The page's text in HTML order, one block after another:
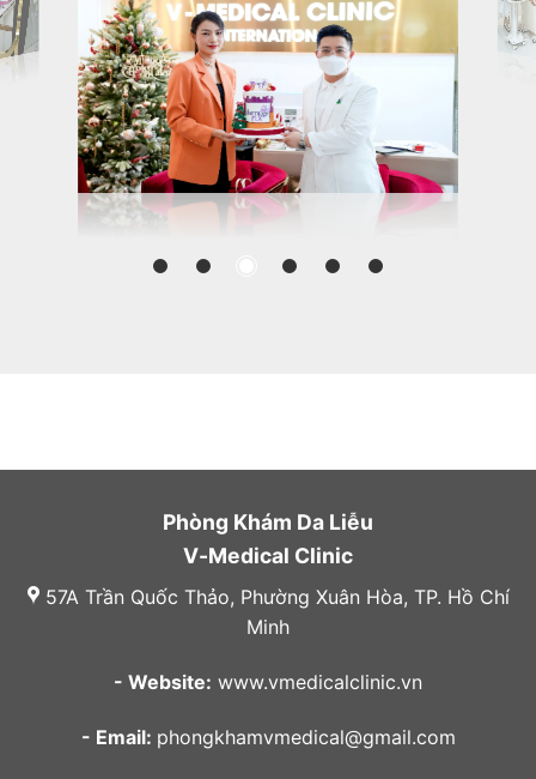
Phòng Khám Da Liễu
V-Medical Clinic
57A Trần Quốc Thảo, Phường Xuân Hòa, TP. Hồ Chí
Minh
- Website: www.vmedicalclinic.vn
- Email: phongkhamvmedical@gmail.com